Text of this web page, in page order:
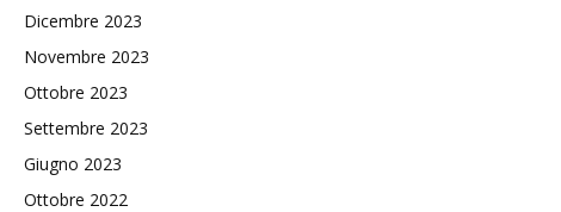
Dicembre 2023
Novembre 2023
Ottobre 2023
Settembre 2023
Giugno 2023
Ottobre 2022